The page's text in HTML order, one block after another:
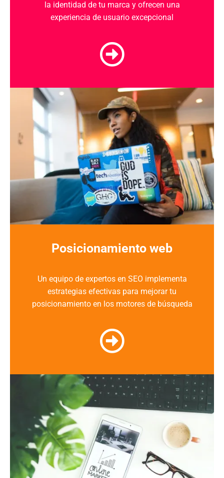
la identidad de tu marca y ofrecen una
experiencia de usuario excepcional
Posicionamiento web
Un equipo de expertos en SEO implementa
estrategias efectivas para mejorar tu
posicionamiento en los motores de búsqueda